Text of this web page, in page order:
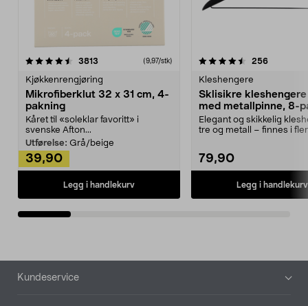
3813 anmeldelser(9,97/stk)
Kjøkkenrengjøring
Mikrofiberklut 32 x 31 cm, 4-
pakning
Kåret til «soleklar favoritt» i
svenske Afton...
Utførelse: Grå/beige
39,90
Legg i handlekurv
4.5av 5 stjerner 256
Kleshengere
Sklisikre
med metallpinne, 8-
Elegant og skikkelig
tre og metall – finnes i
79,90
Legg i handlekurv
4.5av 5 stjerner
Bunntekst
Kundeservice